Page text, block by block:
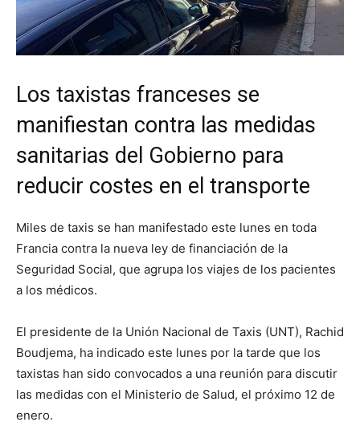
Los taxistas franceses se
manifiestan contra las medidas
sanitarias del Gobierno para
reducir costes en el transporte
Miles de taxis se han manifestado este lunes en toda
Francia contra la nueva ley de financiación de la
Seguridad Social, que agrupa los viajes de los pacientes
a los médicos.
El presidente de la Unión Nacional de Taxis (UNT), Rachid
Boudjema, ha indicado este lunes por la tarde que los
taxistas han sido convocados a una reunión para discutir
las medidas con el Ministerio de Salud, el próximo 12 de
enero.